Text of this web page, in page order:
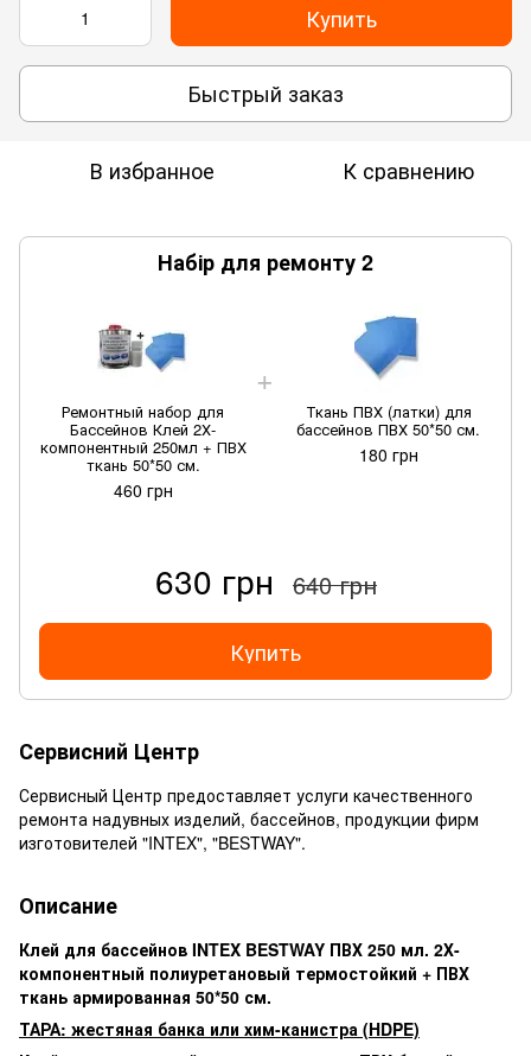
Купить
Быстрый заказ
В избранное К сравнению
Набір для ремонту 2
Ремонтный набор для
Бассейнов Клей 2Х-
компонентный 250мл + ПВХ
ткань 50*50 см.
460 грн
Ткань ПВХ (латки) для
бассейнов ПВХ 50*50 см.
180 грн
630 грн 640 грн
Купить
Сервисний Центр
Сервисный Центр предоставляет услуги качественного
ремонта надувных изделий, бассейнов, продукции фирм
изготовителей "INTEX", "BESTWAY".
Описание
Клей для бассейнов INTEX BESTWAY ПВХ 250 мл. 2Х-
компонентный полиуретановый термостойкий + ПВХ
ткань армированная 50*50 см.
ТАРА: жестяная банка или хим-канистра (HDPE)